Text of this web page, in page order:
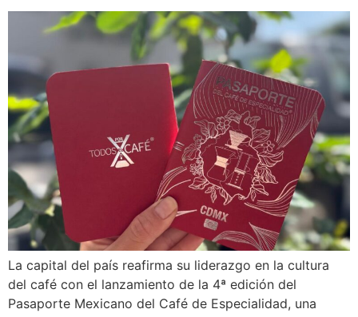
La capital del país reafirma su liderazgo en la cultura
del café con el lanzamiento de la 4ª edición del
Pasaporte Mexicano del Café de Especialidad, una